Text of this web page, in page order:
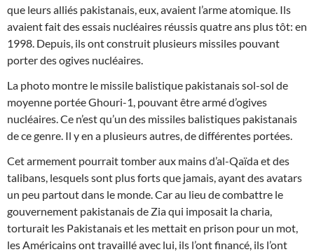
que leurs alliés pakistanais, eux, avaient l’arme atomique. Ils
avaient fait des essais nucléaires réussis quatre ans plus tôt: en
1998. Depuis, ils ont construit plusieurs missiles pouvant
porter des ogives nucléaires.
La photo montre le missile balistique pakistanais sol-sol de
moyenne portée Ghouri-1, pouvant être armé d’ogives
nucléaires. Ce n’est qu’un des missiles balistiques pakistanais
de ce genre. Il y en a plusieurs autres, de différentes portées.
Cet armement pourrait tomber aux mains d’al-Qaïda et des
talibans, lesquels sont plus forts que jamais, ayant des avatars
un peu partout dans le monde. Car au lieu de combattre le
gouvernement pakistanais de Zia qui imposait la charia,
torturait les Pakistanais et les mettait en prison pour un mot,
les Américains ont travaillé avec lui, ils l’ont financé, ils l’ont